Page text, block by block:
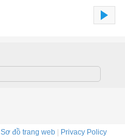
Sơ đồ trang web| Privacy Policy